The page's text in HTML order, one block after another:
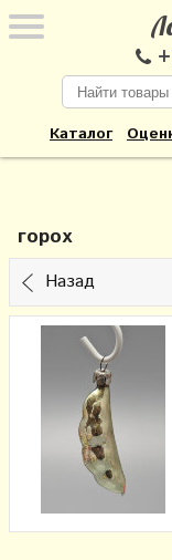
Каталог
горох
Назад